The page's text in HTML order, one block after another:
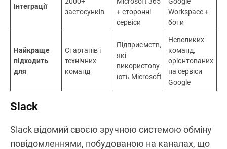
файлами
Так (до 1 ГБ/
безкоштовно
Так (через
OneDrive і
Так (через
Google Drive)
Відео/
аудіодзвінки
Slack Huddles
(обмежено)
зустрічі в
Інтеграція з
Google Meet
сервіси
боти